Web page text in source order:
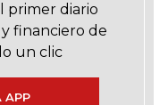
primer diario
financiero de
un clic
APP